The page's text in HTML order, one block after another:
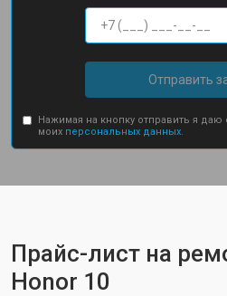
Отправить
Нажимая на кнопку отправить я даю
моих персональных данных.
Прайс-лист на
Honor 10